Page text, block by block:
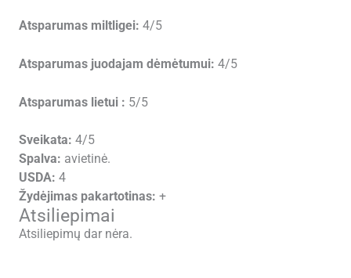
Atsparumas miltligei: 4/5
Atsparumas juodajam dėmėtumui: 4/5
Atsparumas lietui : 5/5
Sveikata: 4/5
Spalva: avietinė.
USDA: 4
Žydėjimas pakartotinas: +
Atsiliepimai
Atsiliepimų dar nėra.